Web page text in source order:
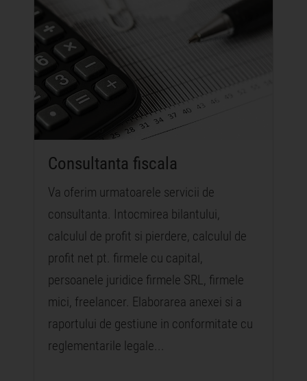
Consultanta fiscala
Va oferim urmatoarele servicii de
consultanta. Intocmirea bilantului,
calculul de profit si pierdere, calculul de
profit net pt. firmele cu capital,
persoanele juridice firmele SRL, firmele
mici, freelancer. Elaborarea anexei si a
raportului de gestiune in conformitate cu
reglementarile legale...